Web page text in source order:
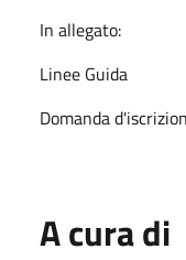
In allegato:
Linee Guida
Domanda
A cura di